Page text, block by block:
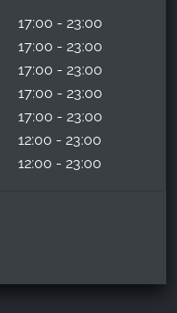
17:00 - 23:00
17:00 - 23:00
17:00 - 23:00
17:00 - 23:00
17:00 - 23:00
12:00 - 23:00
12:00 - 23:00